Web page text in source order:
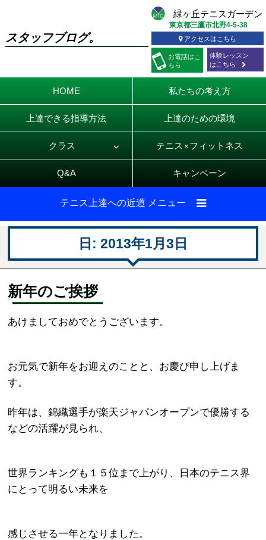
スタッフブログ。
お電話はこ
ちら
東京都三鷹市北野4-5-38
アクセスはこちら
体験レッスン
はこちら
HOME 私たちの考え方
上達できる指導方法 上達のための環境
クラス テニス × フィットネス
Q&A キャンペーン
テニス上達への近道 メニュー
日: 2013年1月3日
新年のご挨拶
あけましておめでとうございます。
お元気で新年をお迎えのことと、お慶び申し上げま
す。
昨年は、錦織選手が楽天ジャパンオープンで優勝する
などの活躍が見られ、
世界ランキングも１５位まで上がり、日本のテニス界
にとって明るい未来を
感じさせる一年となりました。